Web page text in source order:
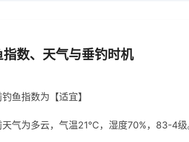
指数、天气与垂钓时机
鱼指数为【适宜】
天气为多云，气温21℃，湿度70%，83-4级